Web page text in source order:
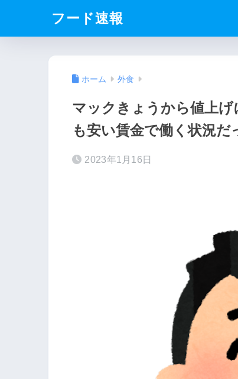
フード速報
ホーム 外食
マックきょうから値上
も安い賃金で働く状況だ
2023年1月16日